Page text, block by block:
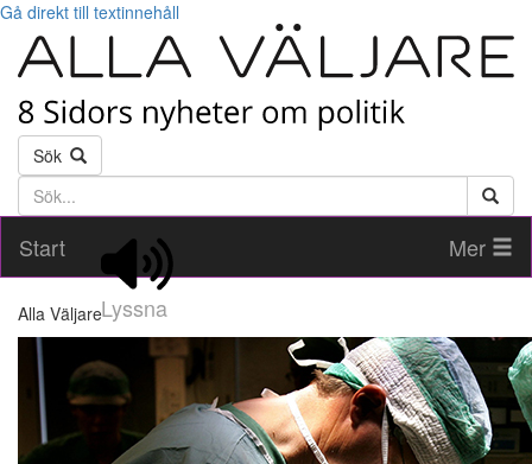
Gå direkt till textinnehåll
Sök
Söktext
Start
Lyssna
Mer
Alla Väljare